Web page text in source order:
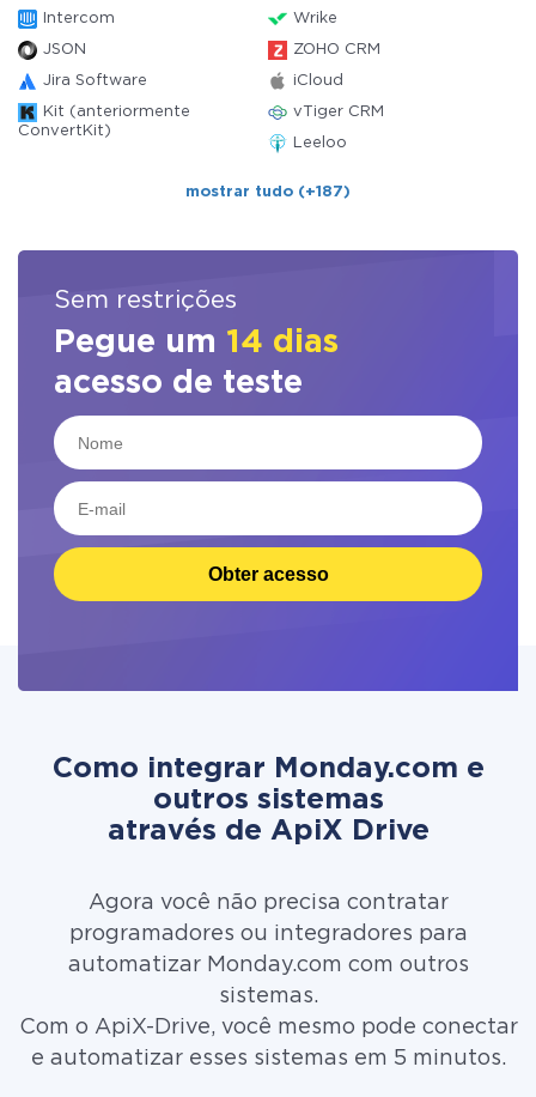
Intercom Wrike
JSON ZOHO CRM
Jira Software iCloud
Kit (anteriormente
ConvertKit)
vTiger CRM
Leeloo
mostrar tudo (+187)
Sem restrições
Pegue um 14 dias
acesso de teste
Obter acesso
Como integrar Monday.com e
outros sistemas
através de ApiX Drive
Agora você não precisa contratar
programadores ou integradores para
automatizar Monday.com com outros
sistemas.
Com o ApiX-Drive, você mesmo pode conectar
e automatizar esses sistemas em 5 minutos.